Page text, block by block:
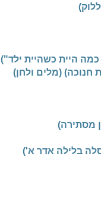
היית כשהיית ילד")
חנוכה) (מלים ולחן)
מסתירה)
בלילה אדר א')